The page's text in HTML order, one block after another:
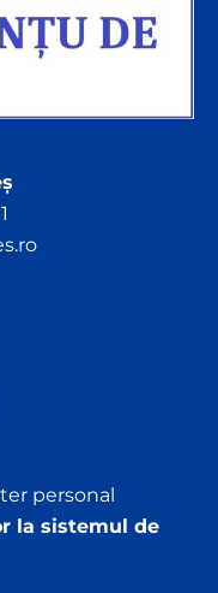
personal
la sistemul de